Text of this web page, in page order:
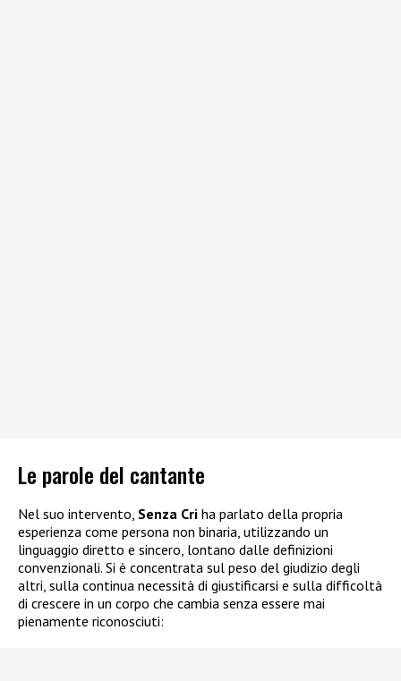
Le parole del cantante
Nel suo intervento, Senza Cri ha parlato della propria
esperienza come persona non binaria, utilizzando un
linguaggio diretto e sincero, lontano dalle definizioni
convenzionali. Si è concentrata sul peso del giudizio degli
altri, sulla continua necessità di giustificarsi e sulla difficoltà
di crescere in un corpo che cambia senza essere mai
pienamente riconosciuti: